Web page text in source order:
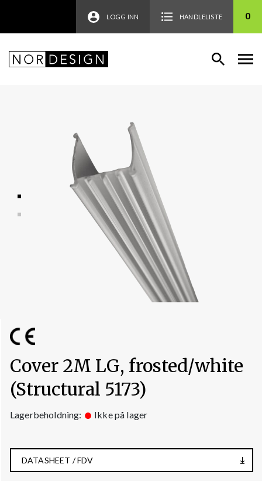
LOGG INN HANDLELISTE 0
Cover 2M LG, frosted/white
(Structural 5173)
Lagerbeholdning: Ikke på lager
DATASHEET / FDV